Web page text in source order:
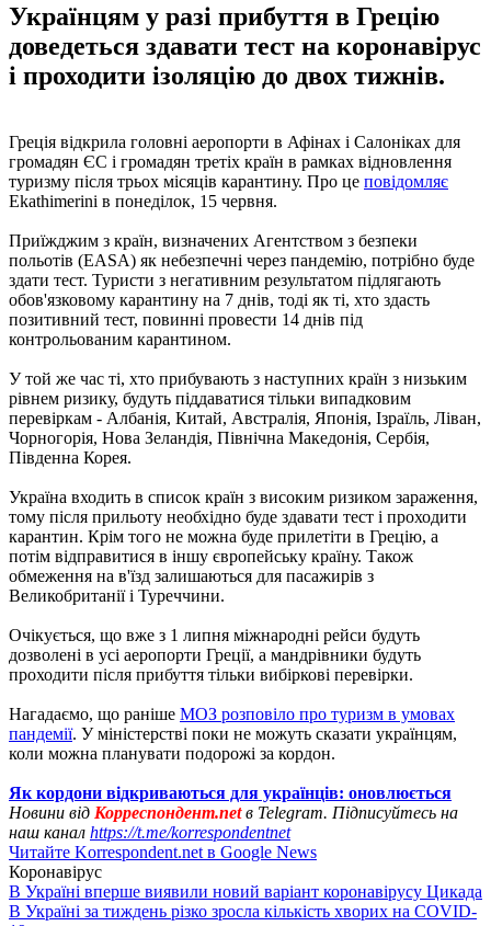
Українцям у разі прибуття в Грецію
доведеться здавати тест на коронавірус
і проходити ізоляцію до двох тижнів.
Греція відкрила головні аеропорти в Афінах і Салоніках для
громадян ЄС і громадян третіх країн в рамках відновлення
туризму після трьох місяців карантину. Про це повідомляє
Ekathimerini в понеділок, 15 червня.
Приїжджим з країн, визначених Агентством з безпеки
польотів (EASA) як небезпечні через пандемію, потрібно буде
здати тест. Туристи з негативним результатом підлягають
обов'язковому карантину на 7 днів, тоді як ті, хто здасть
позитивний тест, повинні провести 14 днів під
контрольованим карантином.
У той же час ті, хто прибувають з наступних країн з низьким
рівнем ризику, будуть піддаватися тільки випадковим
перевіркам - Албанія, Китай, Австралія, Японія, Ізраїль, Ліван,
Чорногорія, Нова Зеландія, Північна Македонія, Сербія,
Південна Корея.
Україна входить в список країн з високим ризиком зараження,
тому після прильоту необхідно буде здавати тест і проходити
карантин. Крім того не можна буде прилетіти в Грецію, а
потім відправитися в іншу європейську країну. Також
обмеження на в'їзд залишаються для пасажирів з
Великобританії і Туреччини.
Очікується, що вже з 1 липня міжнародні рейси будуть
дозволені в усі аеропорти Греції, а мандрівники будуть
проходити після прибуття тільки вибіркові перевірки.
Нагадаємо, що раніше МОЗ розповіло про туризм в умовах
пандемії. У міністерстві поки не можуть сказати українцям,
коли можна планувати подорожі за кордон.
Як кордони відкриваються для українців: оновлюється
Новини від Корреспондент.netв Telegram. Підписуйтесь на
наш канал https://t.me/korrespondentnet
Читайте Korrespondent.net в Google News
Коронавірус
В Україні вперше виявили новий варіант коронавірусу Цикада
В Україні за тиждень різко зросла кількість хворих на COVID-